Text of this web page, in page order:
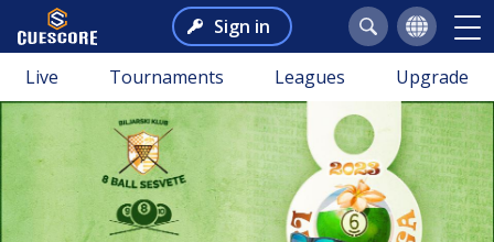
Sign in
Live Tournaments Leagues Upgrade